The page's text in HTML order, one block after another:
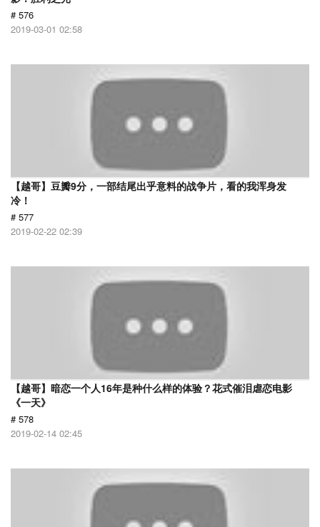
# 576
2019-03-01 02:58
【越哥】豆瓣9分，一部结尾出乎意料的战争片，看的我浑身发
冷！
# 577
2019-02-22 02:39
【越哥】暗恋一个人16年是种什么样的体验？花式催泪虐恋电影
《一天》
# 578
2019-02-14 02:45